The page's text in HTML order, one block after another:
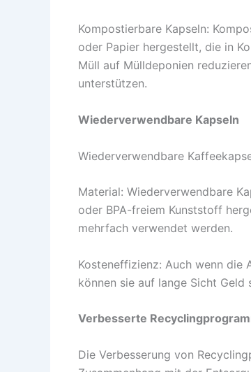
Kompostierbare Kapseln:
oder Papier hergestellt, die in
Müll auf Mülldeponien
unterstützen.
Wiederverwendbare Kapseln
Wiederverwendbare
Material: Wiederverwendbare
oder BPA-freiem Kunststoff
mehrfach verwendet werden.
Kosteneffizienz: Auch wenn die
können sie auf lange Sicht
Verbesserte
Die Verbesserung von